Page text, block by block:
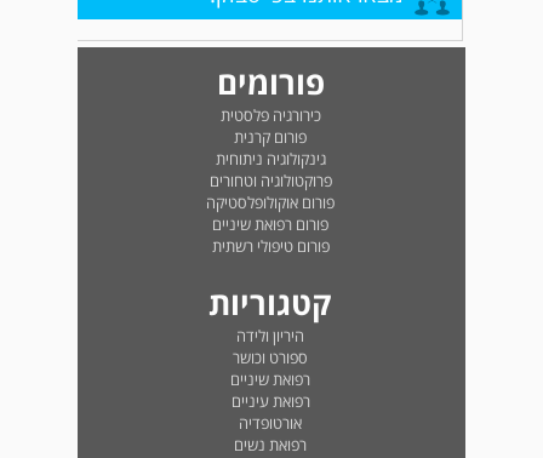
פורומים
כירורגיה פלסטית
פורום קרנית
גינקולוגיה ניתוחית
פרוקטולוגיה וטחורים
פורום אוקולופלסטיקה
פורום רפואת שיניים
פורום טיפולי רשתית
קטגוריות
היריון ולידה
ספורט וכושר
רפואת שיניים
רפואת עיניים
אורטופדיה
רפואת נשים